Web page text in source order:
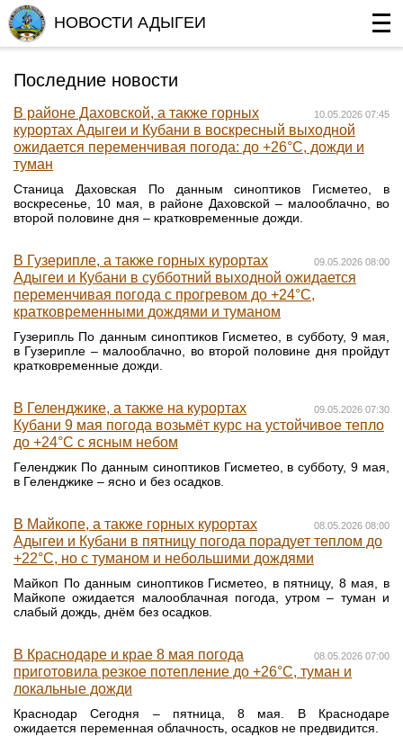
НОВОСТИ АДЫГЕИ
Последние новости
10.05.2026 07:45
В районе Даховской, а также горных
курортах Адыгеи и Кубани в воскресный выходной
ожидается переменчивая погода: до +26°С, дожди и
туман
Станица Даховская По данным синоптиков Гисметео, в
воскресенье, 10 мая, в районе Даховской – малооблачно, во
второй половине дня – кратковременные дожди.
09.05.2026 08:00
В Гузерипле, а также горных курортах
Адыгеи и Кубани в субботний выходной ожидается
переменчивая погода с прогревом до +24°С,
кратковременными дождями и туманом
Гузерипль По данным синоптиков Гисметео, в субботу, 9 мая,
в Гузерипле – малооблачно, во второй половине дня пройдут
кратковременные дожди.
09.05.2026 07:30
В Геленджике, а также на курортах
Кубани 9 мая погода возьмёт курс на устойчивое тепло
до +24°С с ясным небом
Геленджик По данным синоптиков Гисметео, в субботу, 9 мая,
в Геленджике – ясно и без осадков.
08.05.2026 08:00
В Майкопе, а также горных курортах
Адыгеи и Кубани в пятницу погода порадует теплом до
+22°С, но с туманом и небольшими дождями
Майкоп По данным синоптиков Гисметео, в пятницу, 8 мая, в
Майкопе ожидается малооблачная погода, утром – туман и
слабый дождь, днём без осадков.
08.05.2026 07:00
В Краснодаре и крае 8 мая погода
приготовила резкое потепление до +26°С, туман и
локальные дожди
Краснодар Сегодня – пятница, 8 мая. В Краснодаре
ожидается переменная облачность, осадков не предвидится.